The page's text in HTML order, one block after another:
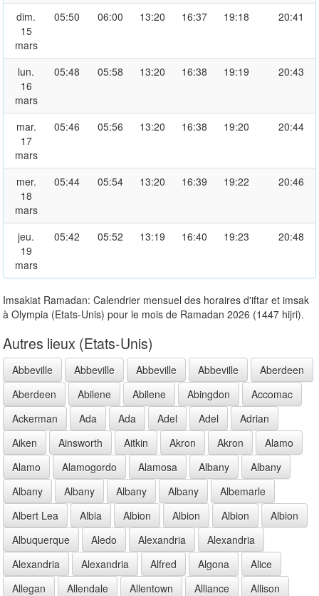
dim.
15
mars
05:50 06:00 13:20 16:37 19:18 20:41
lun.
16
mars
05:48 05:58 13:20 16:38 19:19 20:43
mar.
17
mars
05:46 05:56 13:20 16:38 19:20 20:44
mer.
18
mars
05:44 05:54 13:20 16:39 19:22 20:46
jeu.
19
mars
05:42 05:52 13:19 16:40 19:23 20:48
Imsakiat Ramadan: Calendrier mensuel des horaires d'iftar et imsak
à Olympia (Etats-Unis) pour le mois de Ramadan 2026 (1447 hijri).
Autres lieux (Etats-Unis)
Abbeville Abbeville Abbeville Abbeville
Aberdeen
Aberdeen
Abilene Abilene Abingdon
Accomac
Ackerman
Ada Ada Adel Adel
Adrian
Aiken
Ainsworth Aitkin Akron Akron
Alamo
Alamo
Alamogordo Alamosa Albany
Albany
Albany
Albany Albany Albany
Albemarle
Albert Lea
Albia Albion Albion Albion
Albion
Albuquerque
Aledo Alexandria
Alexandria
Alexandria
Alexandria Alfred Algona
Alice
Allegan
Allendale Allentown Alliance
Allison